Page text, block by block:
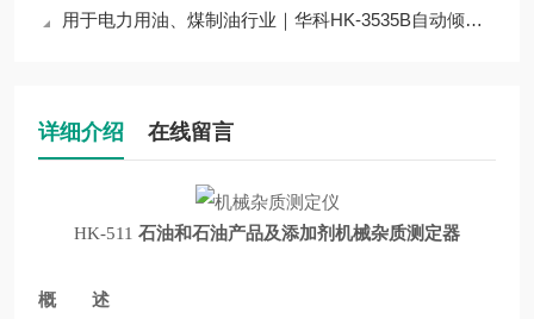
用于电力用油、煤制油行业｜华科HK-3535B自动倾点测定器分析仪技术解析
详细介绍 在线留言
HK-511 石油和石油产品及添加剂机械杂质测定器
概 述